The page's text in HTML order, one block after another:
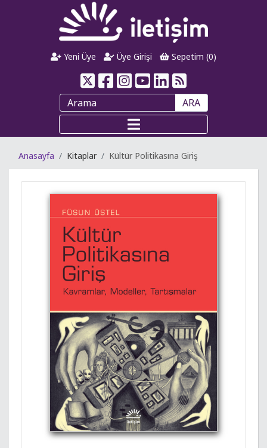
Yeni Üye Üye Girişi Sepetim (0)
ARA
Anasayfa Kitaplar Kültür Politikasına Giriş